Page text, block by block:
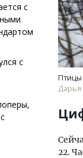
с
с
Птицы
Дарья
22.